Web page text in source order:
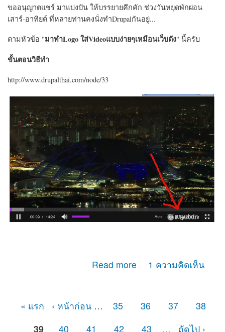
ขออนุญาตแชร์ มาแบ่งปัน ให้บรรยายคึกคัก ช่วงวันหยุดพักผ่อน
เสาร์-อาทิยต์ ที่หลายท่านคงนั่งทำDrupalกันอยู่...
ตามหัวข้อ "มาทำLogo ใส่Videoแบบง่ายๆเหมือนเว็บดัง" นี้ครับ
ขั้นตอนวิธีทำ
http://www.drupalthai.com/node/33
Read more
about มาทำLogo ใส่Videoแบบง่ายๆเหมือนเว็บดัง
1 ความคิดเห็น
« แรก ‹ หน้าก่อน … 35 36 37
38
39
40 41 42 43 … ถัดไป ›